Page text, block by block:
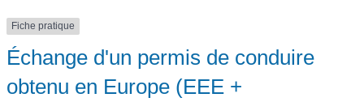
Fiche pratique
Échange d'un permis de conduire
obtenu en Europe (EEE +